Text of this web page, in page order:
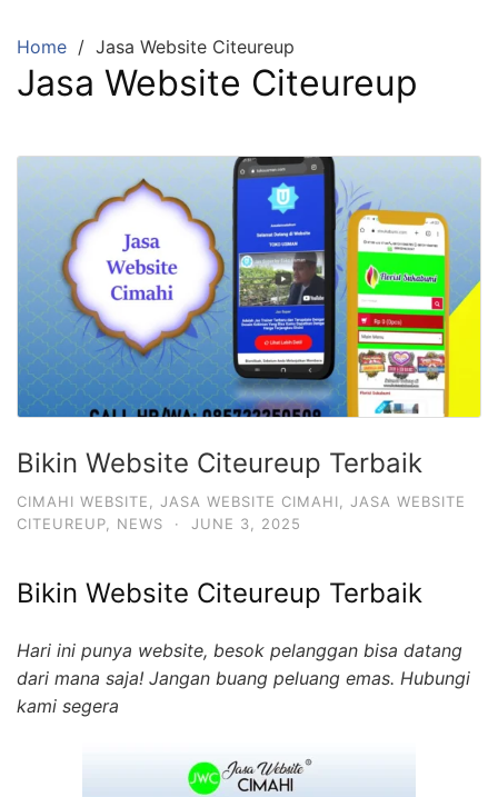
content
Home Jasa Website Citeureup
Jasa Website Citeureup
Bikin Website Citeureup Terbaik
CIMAHI WEBSITE JASA WEBSITE CIMAHI
JASA WEBSITE
CITEUREUP
NEWS · JUNE 3, 2025
Bikin Website Citeureup Terbaik
Hari ini punya website, besok pelanggan bisa datang
dari mana saja! Jangan buang peluang emas. Hubungi
kami segera